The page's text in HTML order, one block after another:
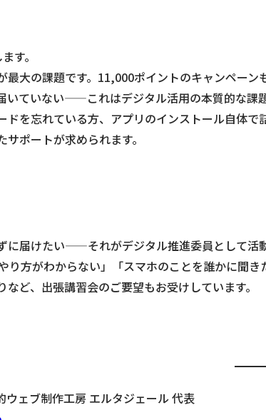
す。
最大の課題です。11,000ポイントのキャンペー
いていない——これはデジタル活用の本質的な課題
を忘れている方、アプリのインストール自体で
ポートが求められます。
に届けたい——それがデジタル推進委員として活
り方がわからない」「スマホのことを誰かに聞
ど、出張講習会のご要望もお受けしています。
ェブ制作工房 エルタジェール 代表